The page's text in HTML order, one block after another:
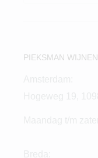
PIEKSMAN WIJNEN